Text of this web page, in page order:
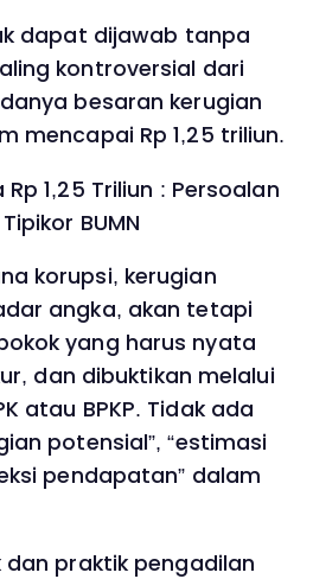
dapat dijawab tanpa
kontroversial dari
besaran kerugian
mencapai Rp 1,25 triliun.
1,25 Triliun : Persoalan
BUMN
korupsi, kerugian
angka, akan tetapi
yang harus nyata
dan dibuktikan melalui
atau BPKP. Tidak ada
potensial”, “estimasi
pendapatan” dalam
praktik pengadilan